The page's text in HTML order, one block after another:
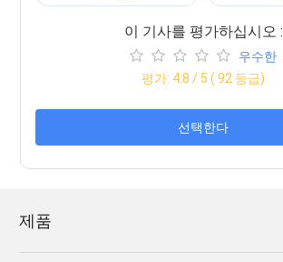
이 기사를 평가하십시오 :
우수한
평가: 4.8 / 5 (92 등급)
선택한다
제품